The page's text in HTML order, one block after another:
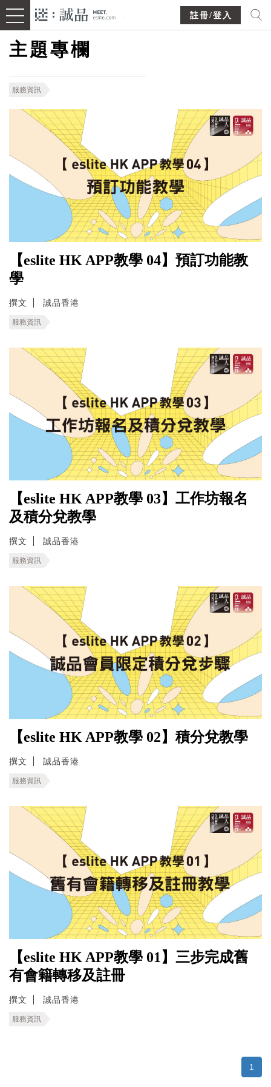
註冊/登入
主題專欄
服務資訊
【eslite HK APP教學 04】預訂功能教
學
撰文 誠品香港
服務資訊
【eslite HK APP教學 03】工作坊報名
及積分兌教學
撰文 誠品香港
服務資訊
【eslite HK APP教學 02】積分兌教學
撰文 誠品香港
服務資訊
【eslite HK APP教學 01】三步完成舊
有會籍轉移及註冊
撰文 誠品香港
服務資訊
1